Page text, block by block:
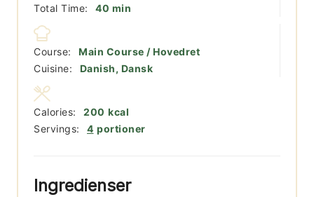
Total Time:
40 minutter
min
Course:
Main Course / Hovedret
Cuisine:
Danish, Dansk
Servings: 4 portioner
Calories: 200 kcal
Ingredienser